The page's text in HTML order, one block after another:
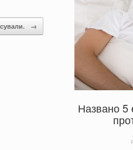
→
Названо 5